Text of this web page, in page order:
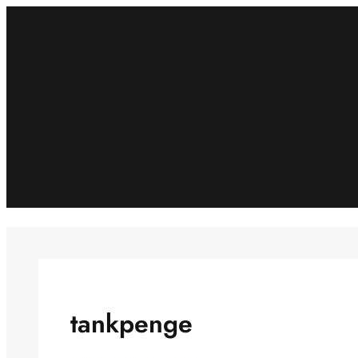
tankpenge